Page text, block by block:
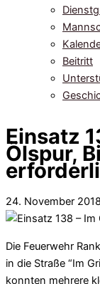
Beitritt
Einsatz
Ölspur,
24. November
Die Feuerwehr
in die Straße “Im
konnten mehrere